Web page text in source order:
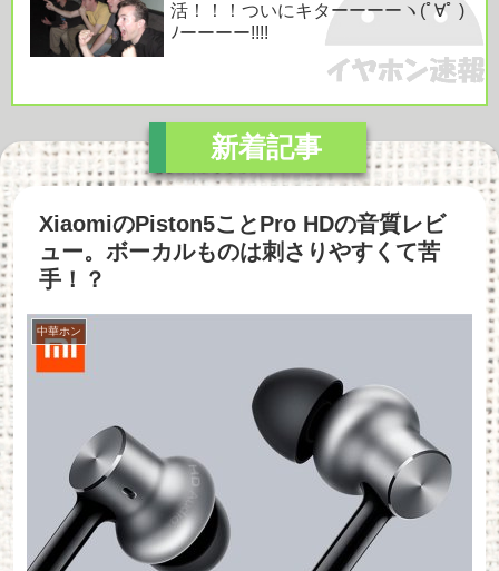
活！！！ついにキターーーーヽ(ﾟ∀ﾟ )
ﾉーーーー!!!!
XiaomiのPiston5ことPro HDの音質レビ
ュー。ボーカルものは刺さりやすくて苦
手！？
中華ホン